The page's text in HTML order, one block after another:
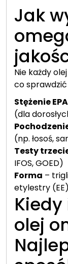
Jak
Nie każdy
co
Stężenie
(dla
(np. łosoś,
Testy
IFOS, GOED)
Forma –
etylestry (EE)
olej